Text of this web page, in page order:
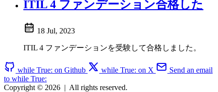
ITIL 4 ファンデーション合格した
18 Jul, 2023
ITIL 4 ファンデーションを受験して合格しました。
while True: on Github while True: on X
Send an email
to while True:
Copyright © 2026 | All rights reserved.